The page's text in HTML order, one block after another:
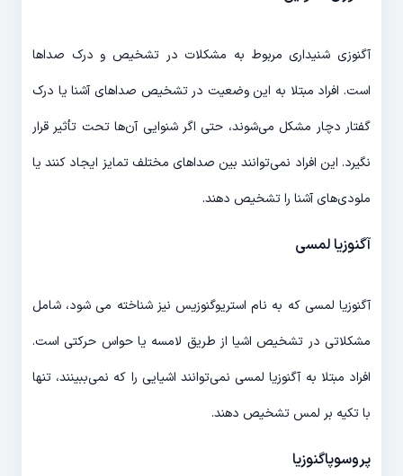
آگنوزی شنیداری مربوط به مشکلات در تشخیص و درک صداها
است. افراد مبتلا به این وضعیت در تشخیص صداهای آشنا یا درک
گفتار دچار مشکل می‌شوند، حتی اگر شنوایی آن‌ها تحت تأثیر قرار
نگیرد. این افراد نمی‌توانند بین صداهای مختلف تمایز ایجاد کنند یا
ملودی‌های آشنا را تشخیص دهند.
آگنوزیا لمسی
آگنوزیا لمسی که به نام استریوگنوزیس نیز شناخته می شود، شامل
مشکلاتی در تشخیص اشیا از طریق لامسه یا حواس حرکتی است.
افراد مبتلا به آگنوزیا لمسی نمی‌توانند اشیایی را که نمی‌ببینند، تنها
با تکیه بر لمس تشخیص دهند.
پروسوپاگنوزیا